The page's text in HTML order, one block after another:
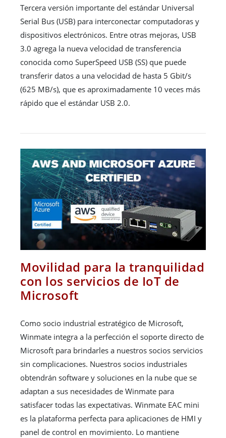
Tercera versión importante del estándar Universal
Serial Bus (USB) para interconectar computadoras y
dispositivos electrónicos. Entre otras mejoras, USB
3.0 agrega la nueva velocidad de transferencia
conocida como SuperSpeed ​​USB (SS) que puede
transferir datos a una velocidad de hasta 5 Gbit/s
(625 MB/s), que es aproximadamente 10 veces más
rápido que el estándar USB 2.0.
Movilidad para la tranquilidad
con los servicios de IoT de
Microsoft
Como socio industrial estratégico de Microsoft,
Winmate integra a la perfección el soporte directo de
Microsoft para brindarles a nuestros socios servicios
sin complicaciones. Nuestros socios industriales
obtendrán software y soluciones en la nube que se
adaptan a sus necesidades de Winmate para
satisfacer todas las expectativas. Winmate EAC mini
es la plataforma perfecta para aplicaciones de HMI y
panel de control en movimiento. Lo mantiene